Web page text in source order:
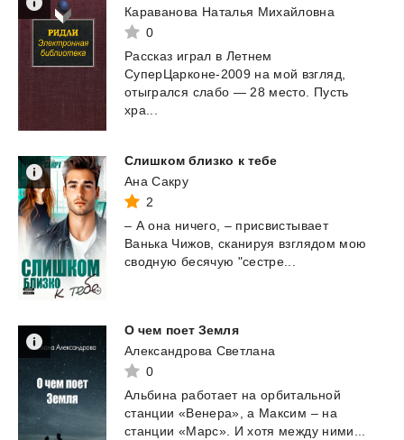
Караванова Наталья Михайловна
0
Рассказ играл в Летнем
СуперЦарконе-2009 на мой взгляд,
отыгрался слабо — 28 место. Пусть
хра...
Слишком близко к тебе
Ана Сакру
2
– А она ничего, – присвистывает
Ванька Чижов, сканируя взглядом мою
сводную бесячую "сестре...
О чем поет Земля
Александрова Светлана
0
Альбина работает на орбитальной
станции «Венера», а Максим – на
станции «Марс». И хотя между ними...